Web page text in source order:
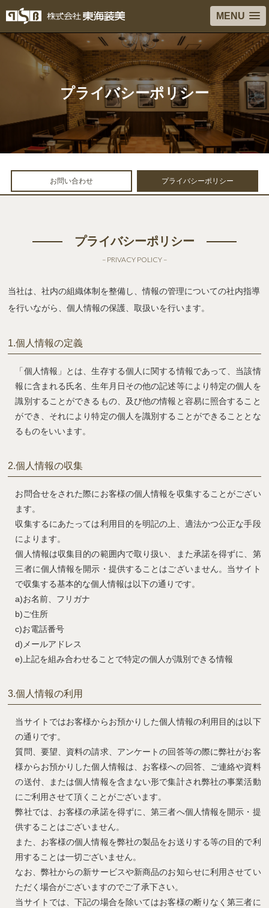
MENU
プライバシーポリシー
お問い合わせ プライバシーポリシー
プライバシーポリシー
– PRIVACY POLICY –
当社は、社内の組織体制を整備し、情報の管理についての社内指導
を行いながら、個人情報の保護、取扱いを行います。
1.個人情報の定義
「個人情報」とは、生存する個人に関する情報であって、当該情
報に含まれる氏名、生年月日その他の記述等により特定の個人を
識別することができるもの、及び他の情報と容易に照合すること
ができ、それにより特定の個人を識別することができることとな
るものをいいます。
2.個人情報の収集
お問合せをされた際にお客様の個人情報を収集することがござい
ます。
収集するにあたっては利用目的を明記の上、適法かつ公正な手段
によります。
個人情報は収集目的の範囲内で取り扱い、また承諾を得ずに、第
三者に個人情報を開示・提供することはございません。当サイト
で収集する基本的な個人情報は以下の通りです。
a)お名前、フリガナ
b)ご住所
c)お電話番号
d)メールアドレス
e)上記を組み合わせることで特定の個人が識別できる情報
3.個人情報の利用
当サイトではお客様からお預かりした個人情報の利用目的は以下
の通りです。
質問、要望、資料の請求、アンケートの回答等の際に弊社がお客
様からお預かりした個人情報は、お客様への回答、ご連絡や資料
の送付、または個人情報を含まない形で集計され弊社の事業活動
にご利用させて頂くことがございます。
弊社では、お客様の承諾を得ずに、第三者へ個人情報を開示・提
供することはございません。
また、お客様の個人情報を弊社の製品をお送りする等の目的で利
用することは一切ございません。
なお、弊社からの新サービスや新商品のお知らせに利用させてい
ただく場合がございますのでご了承下さい。
当サイトでは、下記の場合を除いてはお客様の断りなく第三者に